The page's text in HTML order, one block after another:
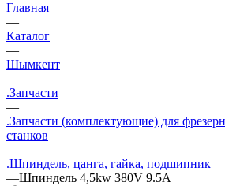
Главная
—
Каталог
—
Шымкент
—
.Запчасти
—
.Запчасти (комплектующие) для
станков
—
.Шпиндель, цанга, гайка, подшипник
—Шпиндель 4,5kw 380V 9.5A